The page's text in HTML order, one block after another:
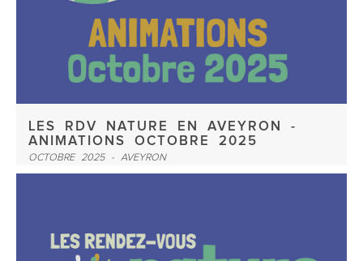
LES RDV NATURE EN AVEYRON -
ANIMATIONS OCTOBRE 2025
OCTOBRE 2025 - AVEYRON